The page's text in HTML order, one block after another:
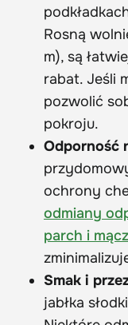
Rosną
m), są
rabat. Jeśli
pozwolić
pokroju.
Odporność
ochrony
odmiany
parch i
Smak i
jabłka